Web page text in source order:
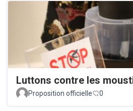
Luttons contre les
Proposition officielle
0